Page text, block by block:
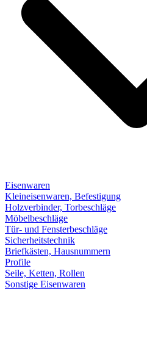
Eisenwaren
Kleineisenwaren, Befestigung
Holzverbinder, Torbeschläge
Möbelbeschläge
Tür- und Fensterbeschläge
Sicherheitstechnik
Briefkästen, Hausnummern
Profile
Seile, Ketten, Rollen
Sonstige Eisenwaren